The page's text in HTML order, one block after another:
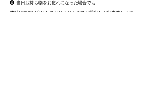
❻ 当日お持ち物をお忘れになった場合でも
弊社にてご用意はしておりませんのでお貸出しが出来兼ねます。